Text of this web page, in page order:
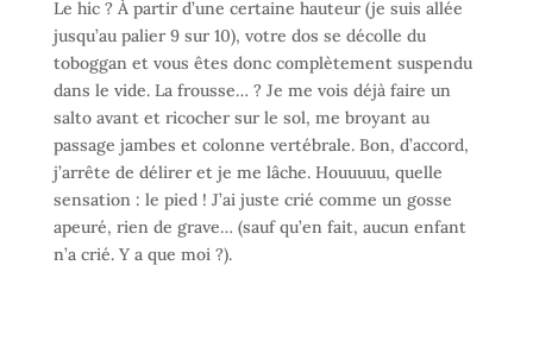
Le hic ? À partir d’une certaine hauteur (je suis allée
jusqu’au palier 9 sur 10), votre dos se décolle du
toboggan et vous êtes donc complètement suspendu
dans le vide. La frousse… ? Je me vois déjà faire un
salto avant et ricocher sur le sol, me broyant au
passage jambes et colonne vertébrale. Bon, d’accord,
j’arrête de délirer et je me lâche. Houuuuu, quelle
sensation : le pied ! J’ai juste crié comme un gosse
apeuré, rien de grave… (sauf qu’en fait, aucun enfant
n’a crié. Y a que moi ?).